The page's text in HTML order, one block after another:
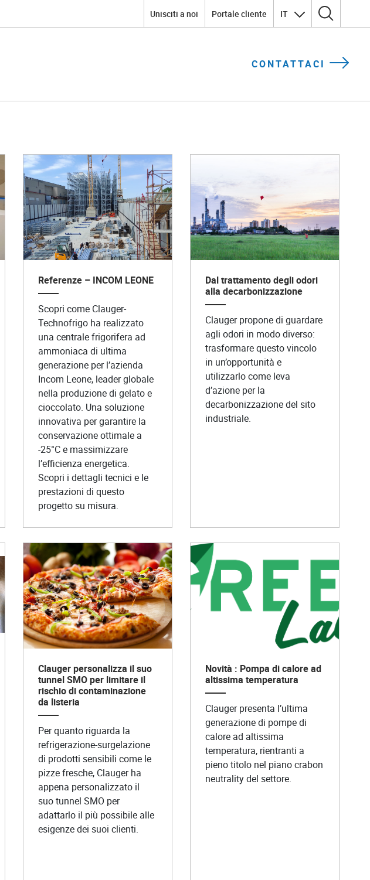
Unisciti a noi Portale cliente IT Ricerca per:
CONTATTACI
Referenze – INCOM LEONE
Scopri come Clauger-
Technofrigo ha realizzato
una centrale frigorifera ad
ammoniaca di ultima
generazione per l’azienda
Incom Leone, leader globale
nella produzione di gelato e
cioccolato. Una soluzione
innovativa per garantire la
conservazione ottimale a
-25°C e massimizzare
l’efficienza energetica.
Scopri i dettagli tecnici e le
prestazioni di questo
progetto su misura.
Dal trattamento degli odori
alla decarbonizzazione
Clauger propone di guardare
agli odori in modo diverso:
trasformare questo vincolo
in un’opportunità e
utilizzarlo come leva
d’azione per la
decarbonizzazione del sito
industriale.
Clauger personalizza il suo
tunnel SMO per limitare il
rischio di contaminazione
da listeria
Per quanto riguarda la
refrigerazione-surgelazione
di prodotti sensibili come le
pizze fresche, Clauger ha
appena personalizzato il
suo tunnel SMO per
adattarlo il più possibile alle
esigenze dei suoi clienti.
Novità : Pompa di calore ad
altissima temperatura
Clauger presenta l’ultima
generazione di pompe di
calore ad altissima
temperatura, rientranti a
pieno titolo nel piano crabon
neutrality del settore.